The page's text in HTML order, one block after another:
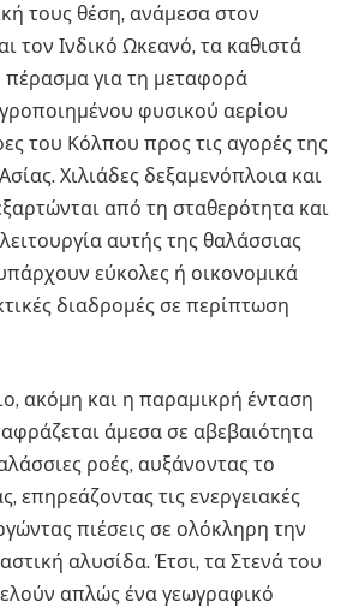
τους θέση, ανάμεσα στον
τον Ινδικό Ωκεανό, τα καθιστά
πέρασμα για τη μεταφορά
φυσικού αερίου
του Κόλπου προς τις αγορές της
Χιλιάδες δεξαμενόπλοια και
από τη σταθερότητα και
αυτής της θαλάσσιας
εύκολες ή οικονομικά
διαδρομές σε περίπτωση
ακόμη και η παραμικρή ένταση
άμεσα σε αβεβαιότητα
ροές, αυξάνοντας το
επηρεάζοντας τις ενεργειακές
πιέσεις σε ολόκληρη την
αλυσίδα. Έτσι, τα Στενά του
απλώς ένα γεωγραφικό